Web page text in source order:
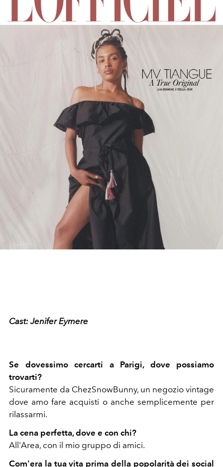
Cast: Jenifer Eymere
Se dovessimo cercarti a Parigi, dove possiamo
trovarti?
Sicuramente da ChezSnowBunny, un negozio vintage
dove amo fare acquisti o anche semplicemente per
rilassarmi.
La cena perfetta, dove e con chi?
All'Area, con il mio gruppo di amici.
Com'era la tua vita prima della popolarità dei social